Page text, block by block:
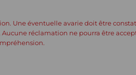
Une éventuelle avarie doit être
réclamation ne pourra être